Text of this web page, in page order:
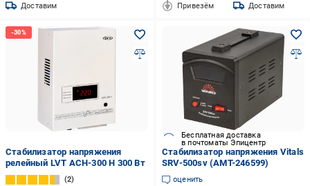
Доставим Привезём Доставим
Стабилизатор напряжения
релейный LVT АСН-300 H 300 Вт
2
Бесплатная доставка
в почтоматы Эпицентр
Стабилизатор напряжения Vitals
SRV-500sv (AMT-246599)
оценить